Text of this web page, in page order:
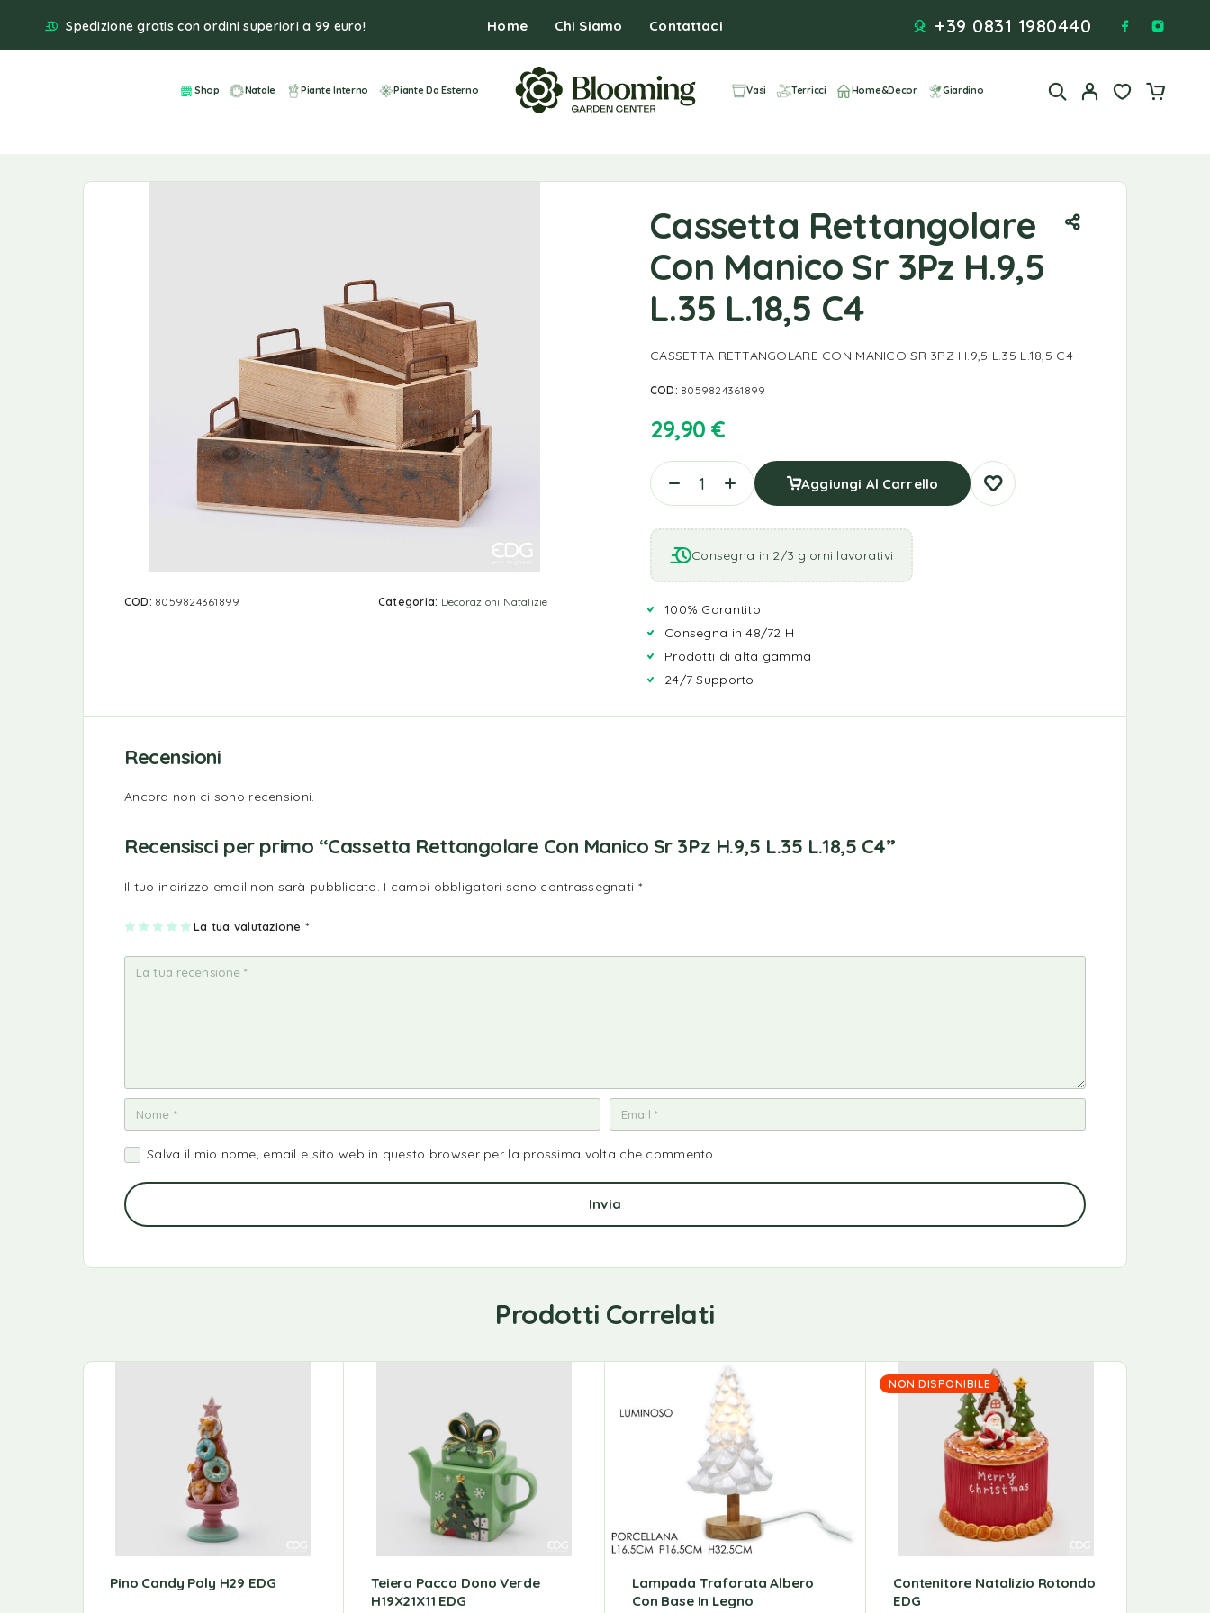
Spedizione gratis con ordini superiori a 99 euro! Home Chi Siamo Contattaci +39 0831 1980440
Shop Natale Piante Interno Piante Da Esterno Vasi Terricci Home&Decor Giardino
COD: 8059824361899 Categoria: Decorazioni Natalizie
Cassetta Rettangolare
Con Manico Sr 3Pz H.9,5
L.35 L.18,5 C4
CASSETTA RETTANGOLARE CON MANICO SR 3PZ H.9,5 L.35 L.18,5 C4
COD: 8059824361899
29,90 €
Aggiungi Al Carrello
Consegna in 2/3 giorni lavorativi
100% Garantito
Consegna in 48/72 H
Prodotti di alta gamma
24/7 Supporto
Recensioni
Ancora non ci sono recensioni.
Recensisci per primo “Cassetta Rettangolare Con Manico Sr 3Pz H.9,5 L.35 L.18,5 C4”
Il tuo indirizzo email non sarà pubblicato. I campi obbligatori sono contrassegnati *
La tua valutazione *
1
a
2
e
su
5
3
e
su
5
4
e
su
5
5
e
su
5
Salva il mio nome, email e sito web in questo browser per la prossima volta che commento.
Prodotti Correlati
Pino Candy Poly H29 EDG
Teiera Pacco Dono Verde
H19X21X11 EDG
Lampada Traforata Albero
Con Base In Legno
NON DISPONIBILE
Contenitore Natalizio Rotondo
EDG